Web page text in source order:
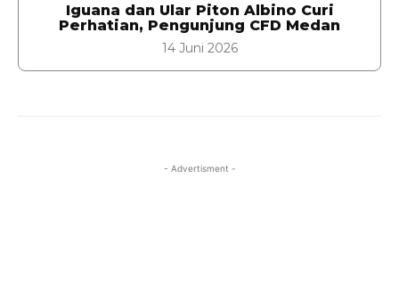
Iguana dan Ular Piton Albino Curi
Perhatian, Pengunjung CFD Medan
14 Juni 2026
- Advertisment -